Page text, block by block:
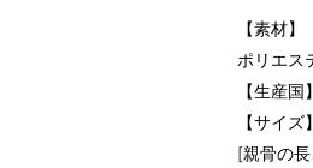
【素材】
ポリエス
【生産国
【サイズ】
[親骨の